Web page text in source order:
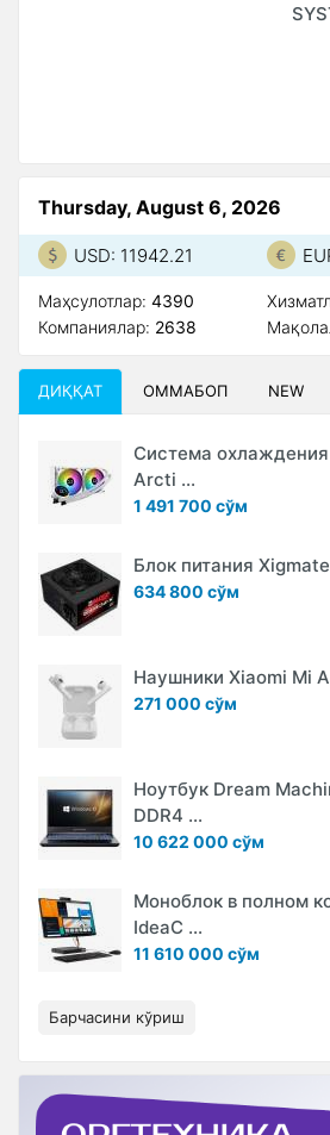
Thursday, August 6, 2026
USD: 11942.21
Маҳсулотлар: 4390
Компаниялар: 2638
ДИҚҚАТ ОММАБОП NEW
Система
Arcti ...
1 491 700 сўм
Блок питания
634 800 сўм
Наушники Xiaomi Mi
271 000 сўм
Ноутбук Dream
DDR4 ...
10 622 000 сўм
Моноблок в полном
IdeaC ...
11 610 000 сўм
Барчасини кўриш